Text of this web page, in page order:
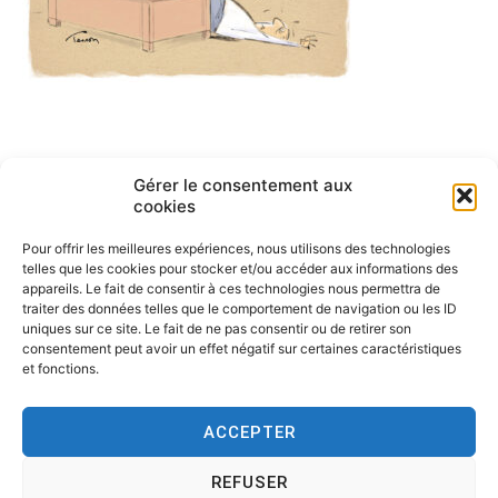
Gérer le consentement aux
cookies
Pour offrir les meilleures expériences, nous utilisons des technologies
telles que les cookies pour stocker et/ou accéder aux informations des
appareils. Le fait de consentir à ces technologies nous permettra de
traiter des données telles que le comportement de navigation ou les ID
uniques sur ce site. Le fait de ne pas consentir ou de retirer son
consentement peut avoir un effet négatif sur certaines caractéristiques
et fonctions.
ACCEPTER
REFUSER
Navigation
de
l’article
ARTICLE PRÉCÉDENT
English cartoons by Tesson-1